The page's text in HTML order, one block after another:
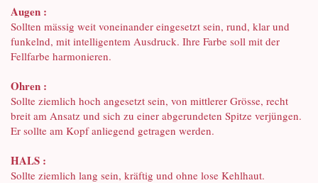
Augen :
Sollten mässig weit voneinander eingesetzt sein, rund, klar und
funkelnd, mit intelligentem Ausdruck. Ihre Farbe soll mit der
Fellfarbe harmonieren.
Ohren :
Sollte ziemlich hoch angesetzt sein, von mittlerer Grösse, recht
breit am Ansatz und sich zu einer abgerundeten Spitze verjüngen.
Er sollte am Kopf anliegend getragen werden.
HALS :
Sollte ziemlich lang sein, kräftig und ohne lose Kehlhaut.